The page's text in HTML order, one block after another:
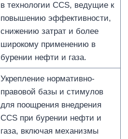
в технологии CCS, ведущие к
повышению эффективности,
снижению затрат и более
широкому применению в
бурении нефти и газа.
Укрепление нормативно-
правовой базы и стимулов
для поощрения внедрения
CCS при бурении нефти и
газа, включая механизмы